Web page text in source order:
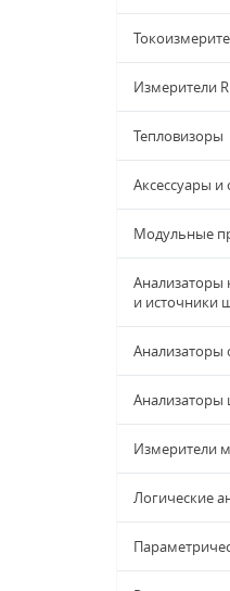
Измерители
Тепловизоры
Аксессуары и
Модульные
и источники
Анализаторы
Анализаторы
Измерители
Логические